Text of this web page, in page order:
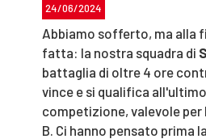
24/06/2024
Abbiamo sofferto, ma alla
fatta: la nostra squadra di
battaglia di oltre 4 ore
vince e si qualifica
competizione, valevole per
B. Ci hanno pensato prima